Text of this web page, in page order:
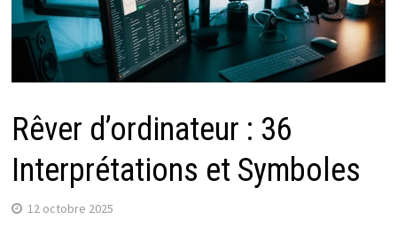
Rêver d’ordinateur : 36
Interprétations et Symboles
12 octobre 2025